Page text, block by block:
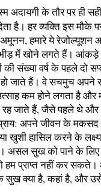
के तौर पर ही
है। हर व्यक्ति इस मौके
हमारे ये रेजोल्यूशन
में खोने लगते हैं। आंकड़े
संख्या वर्ष के पहले दो
जाते हैं। वे सचमुच अपने
कम होने लगता है
रह जाते हैं, जैसे पहले थे और
अपने जीवन के मकसद
हासिल करने के
असल सुख को पाने के
हम प्राप्त नहीं कर
सुख क्या है, कहां है, और